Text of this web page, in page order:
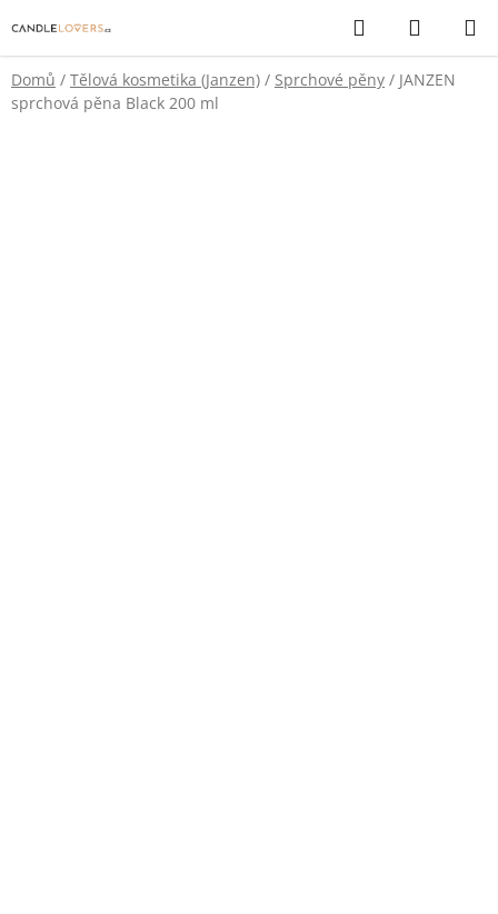
na
obsah
Hledat
KOŠÍK
Domů / Tělová kosmetika (Janzen) / Sprchové pěny / JANZEN
sprchová pěna Black 200 ml